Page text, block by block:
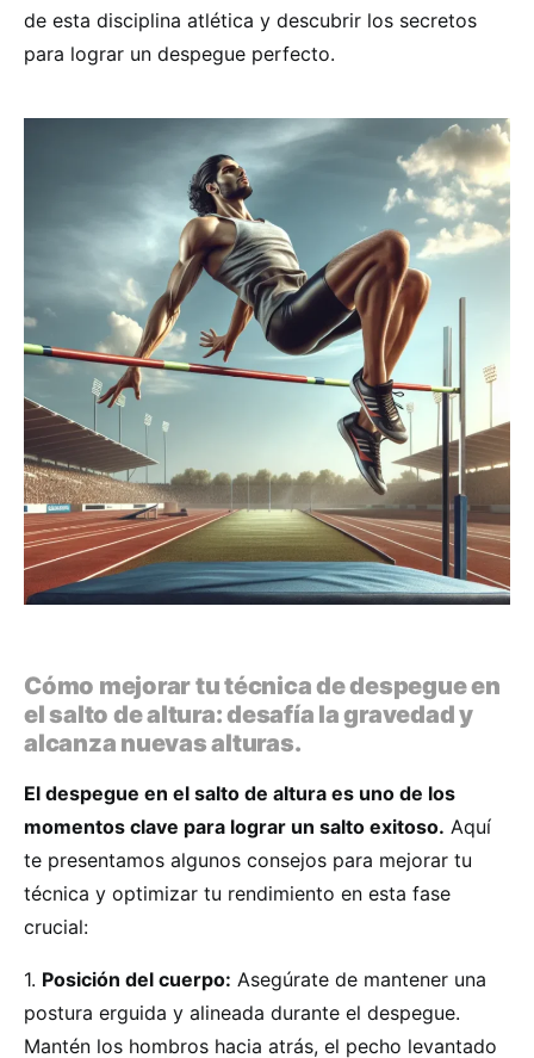
de esta disciplina atlética y descubrir los secretos
para lograr un despegue perfecto.
Cómo mejorar tu técnica de despegue en
el salto de altura: desafía la gravedad y
alcanza nuevas alturas.
El despegue en el salto de altura es uno de los
momentos clave para lograr un salto exitoso. Aquí
te presentamos algunos consejos para mejorar tu
técnica y optimizar tu rendimiento en esta fase
crucial:
1. Posición del cuerpo: Asegúrate de mantener una
postura erguida y alineada durante el despegue.
Mantén los hombros hacia atrás, el pecho levantado